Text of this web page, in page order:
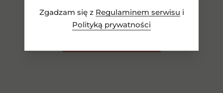
Zgadzam się z Regulaminem serwisu i
Polityką prywatności